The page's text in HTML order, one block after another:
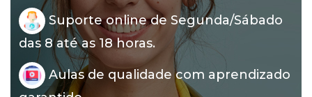
Suporte online de Segunda/Sábado
das 8 até as 18 horas.
Aulas de qualidade com aprendizado